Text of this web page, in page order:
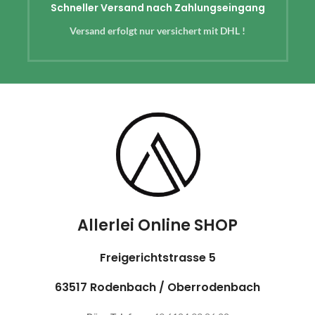
Schneller Versand nach Zahlungseingang
Versand erfolgt nur versichert mit DHL !
Allerlei Online SHOP
Freigerichtstrasse 5
63517 Rodenbach / Oberrodenbach